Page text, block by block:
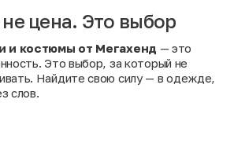
цена. Это выбор
и костюмы от Мегахенд — это
Это выбор, за который не
Найдите свою силу — в одежде,
слов.